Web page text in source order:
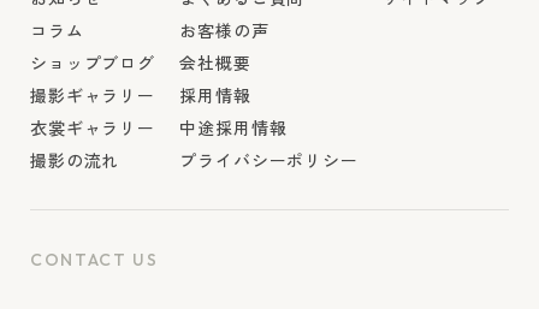
コラム
ショップブログ
撮影ギャラリー
衣裳ギャラリー
撮影の流れ
お客様の声
会社概要
採用情報
中途採用情報
プライバシーポリシー
CONTACT US